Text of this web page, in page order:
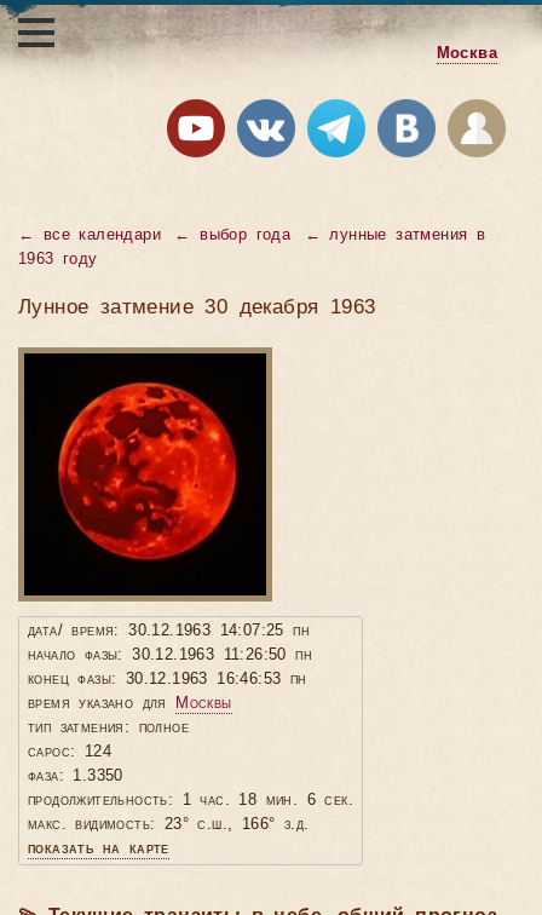
Москва
← все календари ← выбор года ←лунные затмения в
1963 году
Лунное затмение 30 декабря 1963
дата/ время: 30.12.1963 14:07:25 пн
начало фазы: 30.12.1963 11:26:50 пн
конец фазы: 30.12.1963 16:46:53 пн
время указано для Москвы
тип затмения: полное
сарос: 124
фаза: 1.3350
продолжительность: 1 час. 18 мин. 6 сек.
макс. видимость: 23° с.ш., 166° з.д.
показать на карте